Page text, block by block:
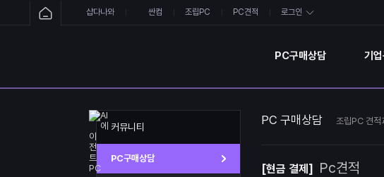
샵다나와 싼컴 조립PC PC견적 로그인
PC구매상담 기
커뮤니티
PC구매상담
PC 구매상담 조립PC 견적
[현금 결제] Pc견적